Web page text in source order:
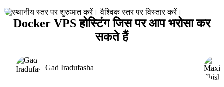
Docker VPS होस्टिंग जिस पर आप भरोसा कर
सकते हैं
Gad Iradufasha